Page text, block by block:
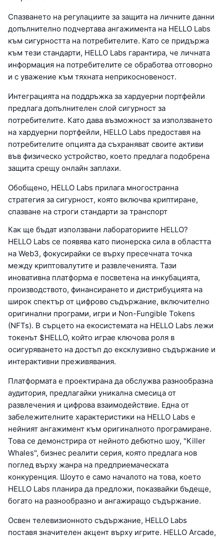
Спазването на регулациите за защита на личните данни
допълнително подчертава ангажимента на HELLO Labs
към сигурността на потребителите. Като се придържа
към тези стандарти, HELLO Labs гарантира, че личната
информация на потребителите се обработва отговорно
и с уважение към тяхната неприкосновеност.
Интеграцията на поддръжка за хардуерни портфейли
предлага допълнителен слой сигурност за
потребителите. Като дава възможност за използването
на хардуерни портфейли, HELLO Labs предоставя на
потребителите опцията да съхраняват своите активи
във физическо устройство, което предлага подобрена
защита срещу онлайн заплахи.
Обобщено, HELLO Labs прилага многостранна
стратегия за сигурност, която включва криптиране,
спазване на строги стандарти за транспорт
Как ще бъдат използвани лабораториите HELLO?
HELLO Labs се появява като пионерска сила в областта
на Web3, фокусирайки се върху пресечната точка
между криптовалутите и развлеченията. Тази
иновативна платформа е посветена на инкубацията,
производството, финансирането и дистрибуцията на
широк спектър от цифрово съдържание, включително
оригинални програми, игри и Non-Fungible Tokens
(NFTs). В сърцето на екосистемата на HELLO Labs лежи
токенът $HELLO, който играе ключова роля в
осигуряването на достъп до ексклузивно съдържание и
интерактивни преживявания.
Платформата е проектирана да обслужва разнообразна
аудитория, предлагайки уникална смесица от
развлечения и цифрова взаимодействие. Една от
забележителните характеристики на HELLO Labs е
нейният ангажимент към оригиналното програмиране.
Това се демонстрира от нейното дебютно шоу, "Killer
Whales", бизнес реалити серия, която предлага нов
поглед върху жанра на предприемаческата
конкуренция. Шоуто е само началото на това, което
HELLO Labs планира да предложи, показвайки бъдеще,
богато на разнообразно и ангажиращо съдържание.
Освен телевизионното съдържание, HELLO Labs
поставя значителен акцент върху игрите. HELLO Arcade,